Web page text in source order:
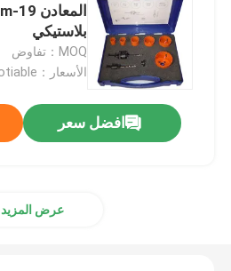
بت التوجيه النجارة
صنابير آلة الأحرار
بلاستيكي
MOQ：تفاوض
الأسعار：negotiable
افضل سعر
عرض المزيد